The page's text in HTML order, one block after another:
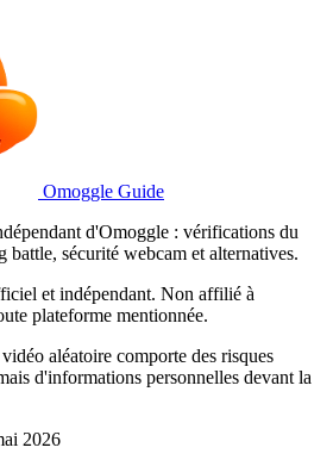
Omoggle Guide
d'Omoggle : vérifications du
battle, sécurité webcam et alternatives.
et indépendant. Non affilié à
plateforme mentionnée.
aléatoire comporte des risques
d'informations personnelles devant la
2026